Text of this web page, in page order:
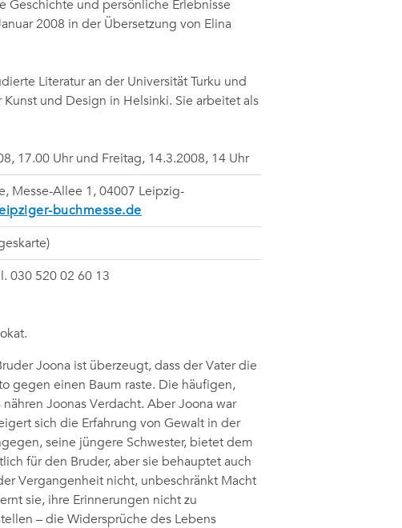
Geschichte und persönliche Erlebnisse
2008 in der Übersetzung von Elina
Literatur an der Universität Turku und
und Design in Helsinki. Sie arbeitet als
17.00 Uhr und Freitag, 14.3.2008, 14 Uhr
Messe-Allee 1, 04007 Leipzig-
buchmesse.de
030 520 02 60 13
Joona ist überzeugt, dass der Vater die
gegen einen Baum raste. Die häufigen,
Joonas Verdacht. Aber Joona war
sich die Erfahrung von Gewalt in der
seine jüngere Schwester, bietet dem
für den Bruder, aber sie behauptet auch
Vergangenheit nicht, unbeschränkt Macht
sie, ihre Erinnerungen nicht zu
– die Widersprüche des Lebens